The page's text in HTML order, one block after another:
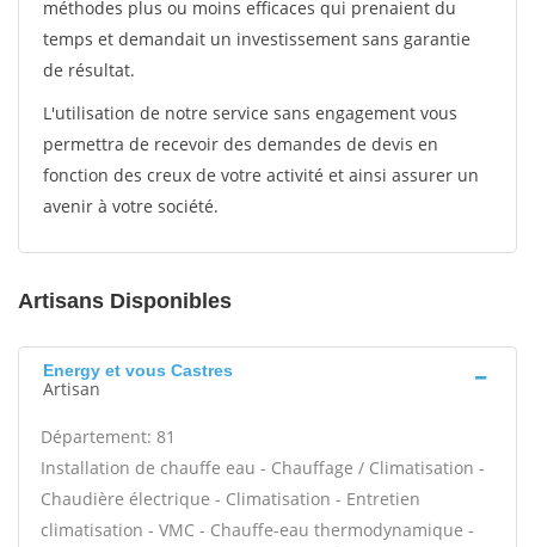
méthodes plus ou moins efficaces qui prenaient du
temps et demandait un investissement sans garantie
de résultat.
L'utilisation de notre service sans engagement vous
permettra de recevoir des demandes de devis en
fonction des creux de votre activité et ainsi assurer un
avenir à votre société.
Artisans Disponibles
Energy et vous Castres
Artisan
Département: 81
Installation de chauffe eau - Chauffage / Climatisation -
Chaudière électrique - Climatisation - Entretien
climatisation - VMC - Chauffe-eau thermodynamique -